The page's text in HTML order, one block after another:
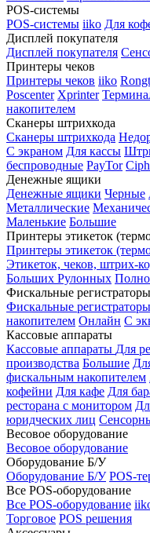
POS-системы
POS-системы iiko Для
Дисплей покупателя
Дисплей покупателя
Принтеры чеков
Принтеры чеков iiko
Poscenter Xprinter
накопителем
Сканеры штрихкода
Сканеры штрихкода
С экраном Для кассы
беспроводные PayTor
Денежные ящики
Денежные ящики Черные
Металлические
Маленькие Большие
Принтеры этикеток
Принтеры этикеток
Этикеток, чеков, штрих-
Больших Рулонных
Фискальные регистраторы
Фискальные регистраторы
накопителем Онлайн С
Кассовые аппараты
Кассовые аппараты Для
производства Большие
фискальным накопителем
кофейни Для кафе Для
ресторана с монитором
юридческих лиц
Весовое оборудование
Весовое оборудование
Оборудование Б/У
Оборудование Б/У POS-
Все POS-оборудование
Все POS-оборудование
Торговое POS решения